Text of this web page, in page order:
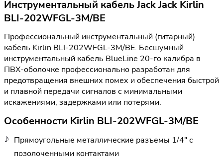
Инструментальный кабель Jack Jack Kirlin
BLI-202WFGL-3M/BE
Профессиональный инструментальный (гитарный)
кабель Kirlin BLI-202WFGL-3M/BE. Бесшумный
инструментальный кабель BlueLine 20-го калибра в
ПВХ-оболочке профессионально разработан для
предотвращения внешних помех и обеспечения быстрой
и плавной передачи сигналов с минимальными
искажениями, задержками или потерями.
Особенности Kirlin BLI-202WFGL-3M/BE
Прямоугольные металлические разъемы 1/4" с
позолоченными контактами